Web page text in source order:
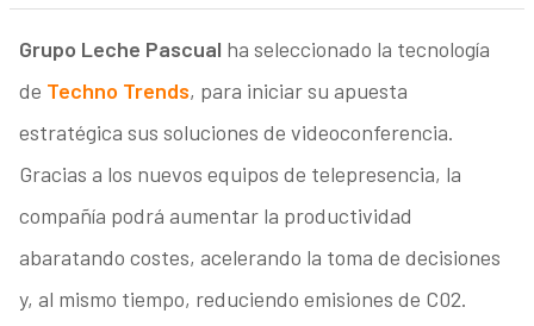
Grupo Leche Pascual ha seleccionado la tecnología
de Techno Trends, para iniciar su apuesta
estratégica sus soluciones de videoconferencia.
Gracias a los nuevos equipos de telepresencia, la
compañía podrá aumentar la productividad
abaratando costes, acelerando la toma de decisiones
y, al mismo tiempo, reduciendo emisiones de C02.